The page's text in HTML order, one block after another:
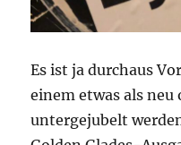
Es ist ja durchaus
einem etwas als neu
untergejubelt